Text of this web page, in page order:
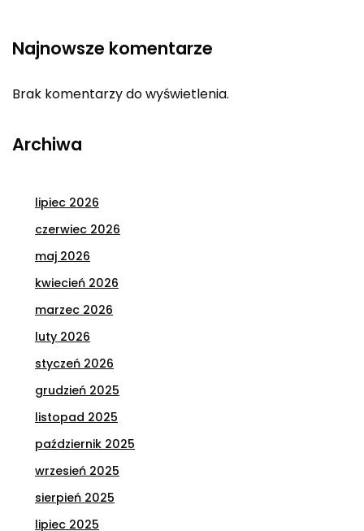
Najnowsze komentarze
Brak komentarzy do wyświetlenia.
Archiwa
lipiec 2026
czerwiec 2026
maj 2026
kwiecień 2026
marzec 2026
luty 2026
styczeń 2026
grudzień 2025
listopad 2025
październik 2025
wrzesień 2025
sierpień 2025
lipiec 2025